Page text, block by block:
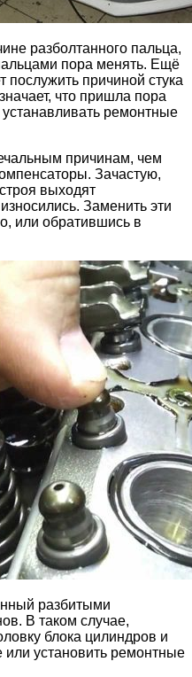
разболтанного пальца,
пора менять. Ещё
причиной стука
что пришла пора
ремонтные
причинам, чем
Зачастую,
выходят
Заменить эти
или обратившись в
разбитыми
В таком случае,
блока цилиндров и
установить ремонтные